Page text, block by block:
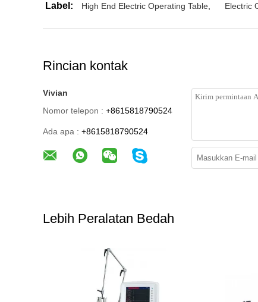
Label: High End Electric Operating Table Electric
Rincian kontak
Vivian
Nomor telepon : +8615818790524
Ada apa : +8615818790524
Lebih Peralatan Bedah